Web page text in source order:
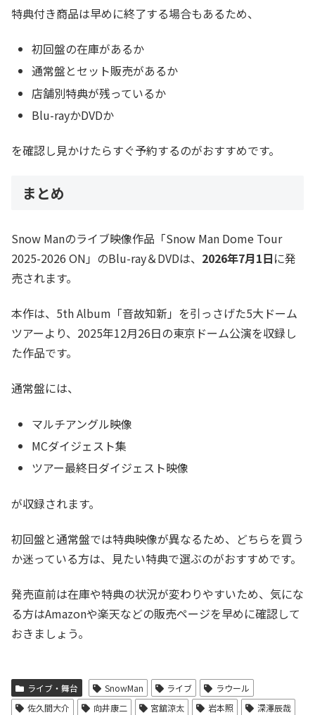
特典付き商品は早めに終了する場合もあるため、
初回盤の在庫があるか
通常盤とセット販売があるか
店舗別特典が残っているか
Blu-rayかDVDか
を確認し見かけたらすぐ予約するのがおすすめです。
まとめ
Snow Manのライブ映像作品「Snow Man Dome Tour
2025-2026 ON」のBlu-ray＆DVDは、 2026年7月1日に発
売されます。
本作は、5th Album「音故知新」を引っさげた5大ドーム
ツアーより、2025年12月26日の東京ドーム公演を収録し
た作品です。
通常盤には、
マルチアングル映像
MCダイジェスト集
ツアー最終日ダイジェスト映像
が収録されます。
初回盤と通常盤では特典映像が異なるため、どちらを買う
か迷っている方は、見たい特典で選ぶのがおすすめです。
発売直前は在庫や特典の状況が変わりやすいため、気にな
る方はAmazonや楽天などの販売ページを早めに確認して
おきましょう。
ライブ・舞台 SnowMan ライブ
ラウール
佐久間大介
向井康二 宮舘涼太 岩本照
深澤辰哉